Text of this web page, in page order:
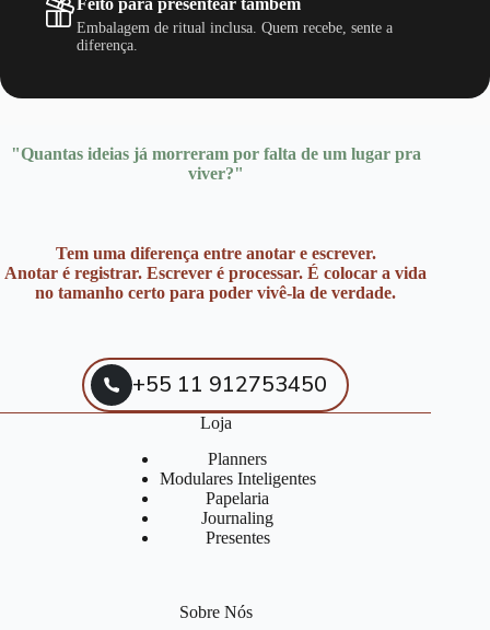
Feito para presentear também
Embalagem de ritual inclusa. Quem recebe, sente a
diferença.
"Quantas ideias já morreram por falta de um lugar pra
viver?"
Tem uma diferença entre anotar e escrever.
Anotar é registrar. Escrever é processar. É colocar a vida
no tamanho certo para poder vivê-la de verdade.
+55 11 912753450
Loja
Planners
Modulares Inteligentes
Papelaria
Journaling
Presentes
Sobre Nós